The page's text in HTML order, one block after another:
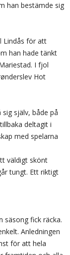
han bestämde sig
Lindås för att
han hade tänkt
I fjol
Hot
själv, både på
deltagit i
med spelarna
väldigt skönt
tungt. Ett riktigt
säsong fick räcka.
Anledningen
för att hela